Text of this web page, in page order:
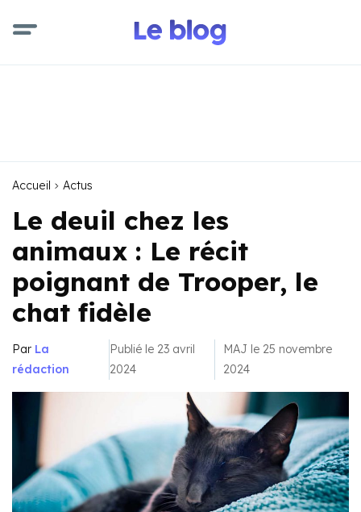
Accueil Actus
Le deuil chez les
animaux : Le récit
poignant de Trooper, le
chat fidèle
Par La
rédaction
Publié le 23 avril
2024
MAJ le 25 novembre
2024